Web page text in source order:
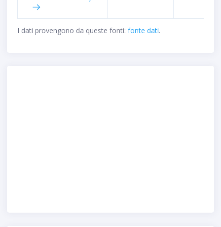
I dati provengono da queste fonti: fonte dati.